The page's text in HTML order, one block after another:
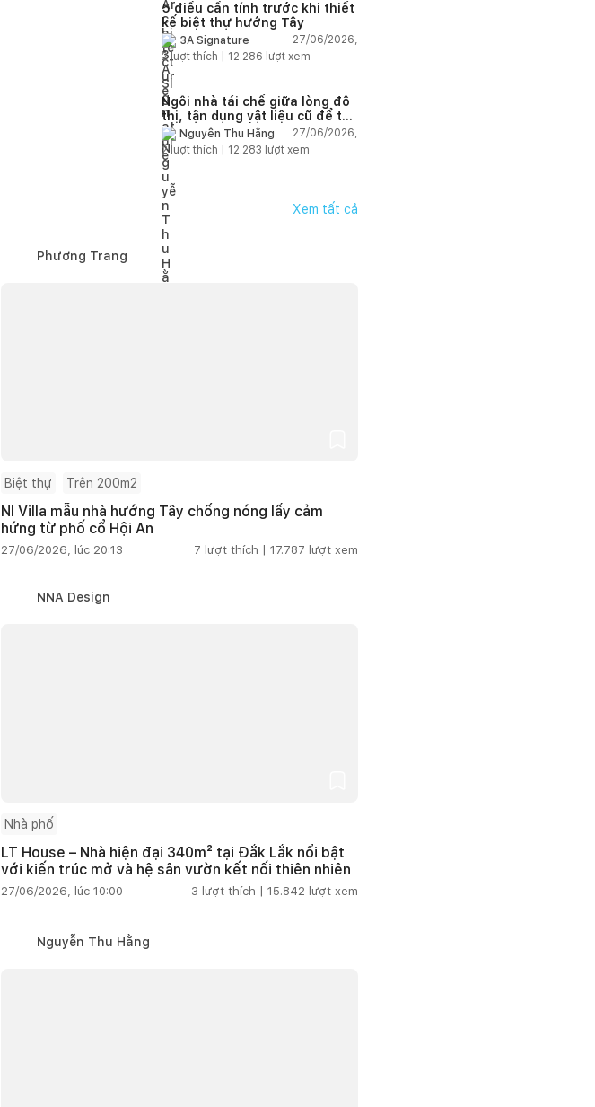
5 điều cần tính trước khi thiết
kế biệt thự hướng Tây
3A Signature
27/06/2026,
2lượt thích | 12.286 lượt xem
Ngôi nhà tái chế giữa lòng đô
thị, tận dụng vật liệu cũ để tạo
không gian sống linh hoạt
Nguyễn Thu Hằng
27/06/2026,
2lượt thích | 12.283 lượt xem
Xem tất cả
Phương Trang
Biệt thự Trên 200m2
NI Villa mẫu nhà hướng Tây chống nóng lấy cảm
hứng từ phố cổ Hội An
27/06/2026, lúc 20:13 7 lượt thích | 17.787 lượt xem
NNA Design
Nhà phố
LT House – Nhà hiện đại 340m² tại Đắk Lắk nổi bật
với kiến trúc mở và hệ sân vườn kết nối thiên nhiên
27/06/2026, lúc 10:00 3 lượt thích | 15.842 lượt xem
Nguyễn Thu Hằng